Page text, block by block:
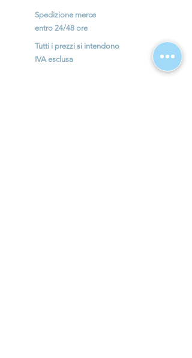
Spedizione merce
entro 24/48 ore
Tutti i prezzi si intendono
IVA esclusa